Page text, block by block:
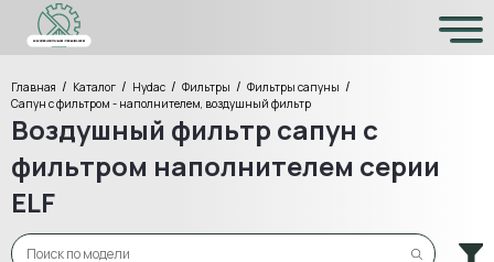
Главная / Каталог / Hydac / Фильтры / Фильтры сапуны /
Сапун с фильтром - наполнителем, воздушный фильтр
Воздушный фильтр сапун с
фильтром наполнителем серии
ELF